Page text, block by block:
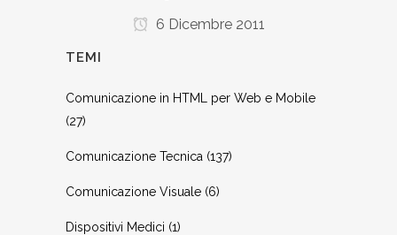
6 Dicembre 2011
TEMI
Comunicazione in HTML per Web e Mobile
(27)
Comunicazione Tecnica (137)
Comunicazione Visuale (6)
Dispositivi Medici (1)